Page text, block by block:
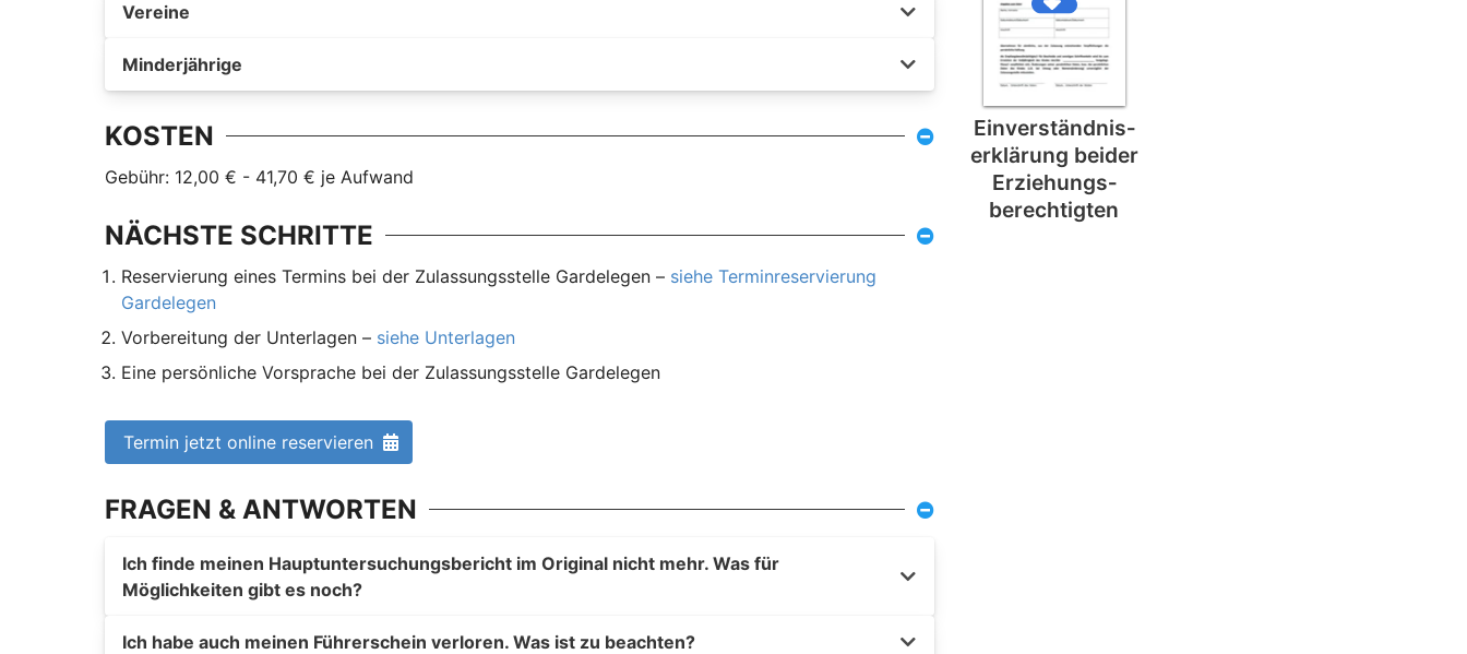
Vereine
Minderjährige
KOSTEN
Gebühr: 12,00 € - 41,70 € je Aufwand
NÄCHSTE SCHRITTE
Reservierung eines Termins bei der Zulassungsstelle Gardelegen – siehe Terminreservierung
Gardelegen
Vorbereitung der Unterlagen – siehe Unterlagen
Eine persönliche Vorsprache bei der Zulassungsstelle Gardelegen
Termin jetzt online reservieren
FRAGEN & ANTWORTEN
Ich finde meinen Hauptuntersuchungsbericht im Original nicht mehr. Was für
Möglichkeiten gibt es noch?
Ich habe auch meinen Führerschein verloren. Was ist zu beachten?
Einverständnis­
erklärung beider
Erziehungs­
berechtigten